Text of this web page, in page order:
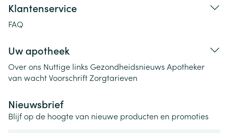
Klantenservice
FAQ
Uw apotheek
Over ons Nuttige links Gezondheidsnieuws Apotheker
van wachtVoorschriftZorgtarieven
Nieuwsbrief
Blijf op de hoogte van nieuwe producten en promoties